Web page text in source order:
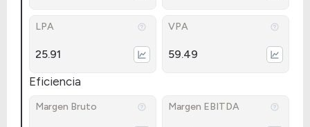
LPA
25.91
VPA
59.49
Eficiencia
Margen Bruto Margen EBITDA